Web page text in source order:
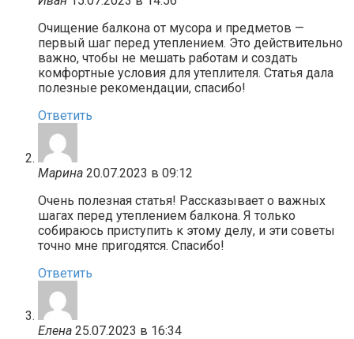
Очищение балкона от мусора и предметов —
первый шаг перед утеплением. Это действительно
важно, чтобы не мешать работам и создать
комфортные условия для утеплителя. Статья дала
полезные рекомендации, спасибо!
Ответить
Марина 20.07.2023 в 09:12
Очень полезная статья! Рассказывает о важных
шагах перед утеплением балкона. Я только
собираюсь приступить к этому делу, и эти советы
точно мне пригодятся. Спасибо!
Ответить
Елена 25.07.2023 в 16:34